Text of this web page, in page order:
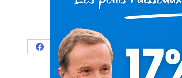
Partager cet article
PartagerPartager
sur
Partager
sur
Partager
sur